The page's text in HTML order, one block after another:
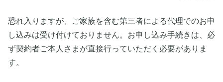
恐れ入りますが、ご家族を含む第三者による代理でのお申
し込みは受け付けておりません。お申し込み手続きは、必
ず契約者ご本人さまが直接行っていただく必要がありま
す。